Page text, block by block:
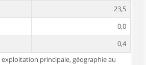
23,5
0,0
0,4
exploitation principale, géographie au